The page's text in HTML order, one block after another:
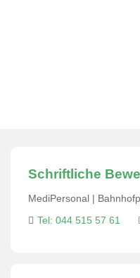
Schriftliche
MediPersonal |
Tel: 044 515 57 61